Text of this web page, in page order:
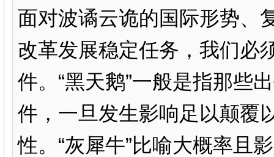
面对波谲云诡的国际形势、
改革发展稳定任务，我们必
件。“黑天鹅”一般是指那些
件，一旦发生影响足以颠覆
性。“灰犀牛”比喻大概率且